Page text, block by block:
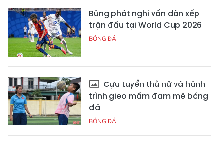
Bùng phát nghi vấn dàn xếp
trận đấu tại World Cup 2026
BÓNG ĐÁ
Cựu tuyển thủ nữ và hành
trình gieo mầm đam mê bóng
đá
BÓNG ĐÁ